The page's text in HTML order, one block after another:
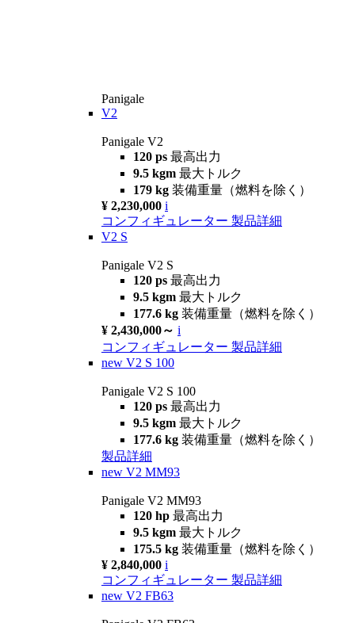
Panigale
V2
Panigale V2
120 ps 最高出力
9.5 kgm 最大トルク
179 kg 装備重量（燃料を除く）
¥ 2,230,000 i
コンフィギュレーター 製品詳細
V2 S
Panigale V2 S
120 ps 最高出力
9.5 kgm 最大トルク
177.6 kg 装備重量（燃料を除く）
¥ 2,430,000～ i
コンフィギュレーター 製品詳細
new V2 S 100
Panigale V2 S 100
120 ps 最高出力
9.5 kgm 最大トルク
177.6 kg 装備重量（燃料を除く）
製品詳細
new V2 MM93
Panigale V2 MM93
120 hp 最高出力
9.5 kgm 最大トルク
175.5 kg 装備重量（燃料を除く）
¥ 2,840,000 i
コンフィギュレーター 製品詳細
new V2 FB63